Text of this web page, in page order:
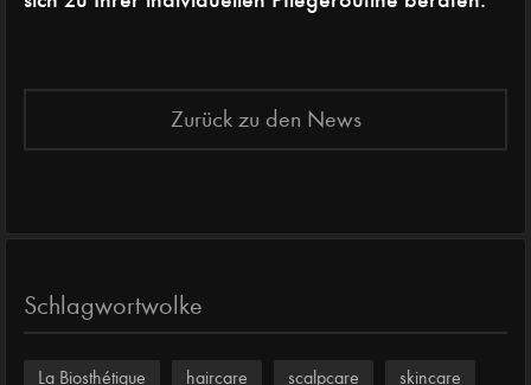
Zurück zu den News
Schlagwortwolke
La Biosthétique haircare scalpcare skincare